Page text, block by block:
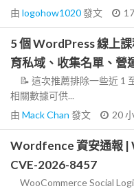
由 logohow1020發文
5 個 WordPress 線上
育私域、收集名單、營
📝 這次推薦排除一些近 1
相關數據可供...
由 Mack Chan 發文 20
Wordfence 資安通報 |
CVE-2026-8457
WooCommerce Social